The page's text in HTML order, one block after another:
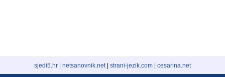
sjedi5.hr netsanovnik.net| strani-jezik.com cesarina.net